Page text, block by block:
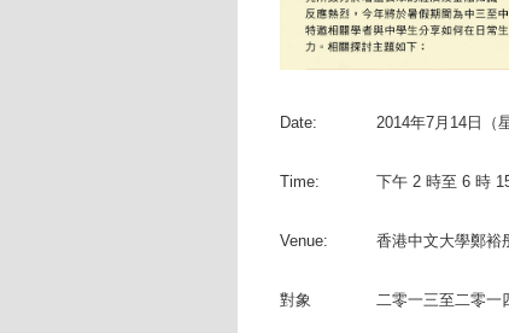
Date: 2014年7月14日（
Time: 下午 2 時至 6 時
Venue: 香港中文大學鄭裕
對象 二零一三至二零一